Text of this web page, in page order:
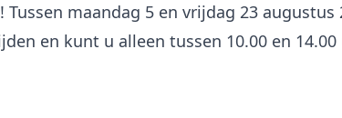
maandag 5 en vrijdag 23 augustus
en kunt u alleen tussen 10.00 en